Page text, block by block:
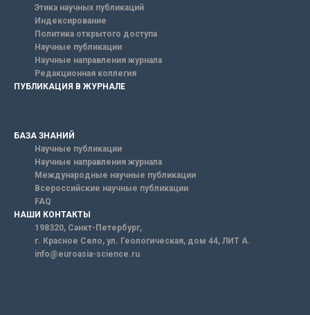
Этика научных публикаций
Индексирование
Политика открытого доступа
Научные публикации
Научные направления журнала
Редакционная коллегия
ПУБЛИКАЦИЯ В ЖУРНАЛЕ
БАЗА ЗНАНИЙ
Научные публикации
Научные направления журнала
Международные научные публикации
Всероссийские научные публикации
FAQ
НАШИ КОНТАКТЫ
198320, Санкт-Петербург,
г. Красное Село, ул. Геологическая, дом 44, ЛИТ А.
info@euroasia-science.ru